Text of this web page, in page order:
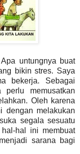
untungnya buat
bikin stres. Saya
bekerja. Sebagai
memusatkan
Oleh karena
dengan melakukan
segala sesuatu
hal ini membuat
sarana bagi